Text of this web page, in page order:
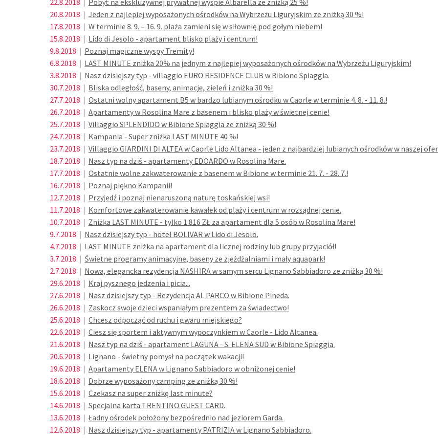
22.8.2018
Pobyt na ekskluzywnej prywatnej wyspie Albarella ze zniżką 25 %!
20.8.2018 | Jeden z najlepiej wyposażonych ośrodków na Wybrzeżu Liguryjskim ze zniżką 30 %!
17.8.2018 | W terminie 8. 9. – 16. 9. plaża zamieni się w siłownię pod gołym niebem!
15.8.2018 | Lido di Jesolo - apartament blisko plaży i centrum!
9.8.2018 | Poznaj magiczne wyspy Tremity!
6.8.2018 | LAST MINUTE zniżka 20% na jednym z najlepiej wyposażonych ośrodków na Wybrzeżu Liguryjskim!
3.8.2018 | Nasz dzisiejszy typ - villaggio EURO RESIDENCE CLUB w Bibione Spiaggia.
30.7.2018 | Bliska odległość, baseny, animacje, zieleń i zniżka 30 %!
27.7.2018 | Ostatni wolny apartament B5 w bardzo lubianym ośrodku w Caorle w terminie 4. 8. - 11. 8.!
26.7.2018 | Apartamenty w Rosolina Mare z basenem i blisko plaży w świetnej cenie!
25.7.2018 | Villaggio SPLENDIDO w Bibione Spiaggia ze zniżką 30 %!
24.7.2018 | Kampania - Super zniżka LAST MINUTE 40 %!
23.7.2018 | Villaggio GIARDINI DI ALTEA w Caorle Lido Altanea - jeden z najbardziej lubianych ośrodków w naszej
18.7.2018 | Nasz typ na dziś - apartamenty EDOARDO w Rosolina Mare.
17.7.2018 | Ostatnie wolne zakwaterowanie z basenem w Bibione w terminie 21. 7. - 28. 7.!
16.7.2018 | Poznaj piękno Kampanii!
12.7.2018 | Przyjedź i poznaj nienaruszoną naturę toskańskiej wsi!
11.7.2018 | Komfortowe zakwaterowanie kawałek od plaży i centrum w rozsądnej cenie.
10.7.2018 | Zniżka LAST MINUTE - tylko 1 816 ZŁ za apartament dla 5 osób w Rosolina Mare!
9.7.2018 | Nasz dzisiejszy typ - hotel BOLIVAR w Lido di Jesolo.
4.7.2018 | LAST MINUTE zniżka na apartament dla licznej rodziny lub grupy przyjaciół!
3.7.2018 | Świetne programy animacyjne, baseny ze zjeżdżalniami i mały aquapark!
2.7.2018 | Nowa, elegancka rezydencja NASHIRA w samym sercu Lignano Sabbiadoro ze zniżką 30 %!
29.6.2018 | Kraj pysznego jedzenia i picia...
27.6.2018 | Nasz dzisiejszy typ - Rezydencja AL PARCO w Bibione Pineda.
26.6.2018 | Zaskocz swoje dzieci wspaniałym prezentem za świadectwo!
25.6.2018 | Chcesz odpocząć od ruchu i gwaru miejskiego?
22.6.2018 | Ciesz się sportem i aktywnym wypoczynkiem w Caorle - Lido Altanea.
21.6.2018 | Nasz typ na dziś - apartament LAGUNA - S. ELENA SUD w Bibione Spiaggia.
20.6.2018 | Lignano - świetny pomysł na początek wakacji!
19.6.2018 | Apartamenty ELENA w Lignano Sabbiadoro w obniżonej cenie!
18.6.2018 | Dobrze wyposażony camping ze zniżką 30 %!
15.6.2018 | Czekasz na super zniżkę last minute?
14.6.2018 | Specjalna karta TRENTINO GUEST CARD.
13.6.2018 | Ładny ośrodek położony bezpośrednio nad jeziorem Garda.
12.6.2018 | Nasz dzisiejszy typ - apartamenty PATRIZIA w Lignano Sabbiadoro.